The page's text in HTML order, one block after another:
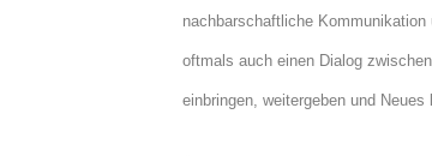
nachbarschaftliche
oftmals auch einen Dialog
einbringen, weitergeben und Neues